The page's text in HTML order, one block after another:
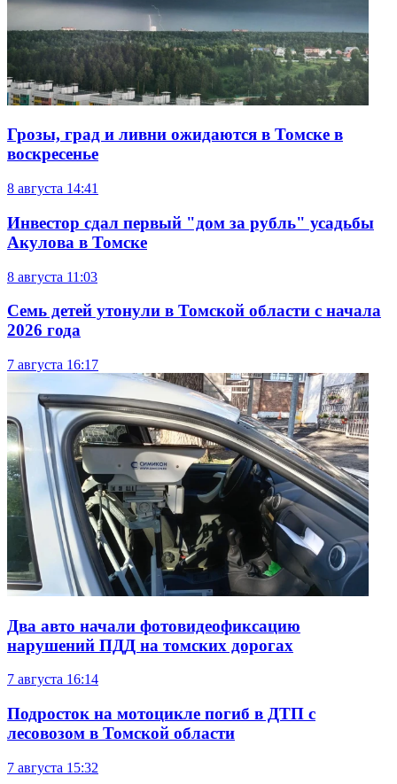
Грозы, град и ливни ожидаются в Томске в
воскресенье
8 августа 14:41
Инвестор сдал первый "дом за рубль" усадьбы
Акулова в Томске
8 августа 11:03
Семь детей утонули в Томской области с начала
2026 года
7 августа 16:17
Два авто начали фотовидеофиксацию
нарушений ПДД на томских дорогах
7 августа 16:14
Подросток на мотоцикле погиб в ДТП с
лесовозом в Томской области
7 августа 15:32